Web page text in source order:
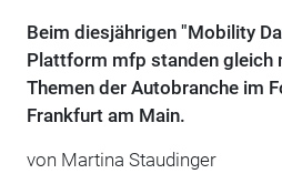
Beim diesjährigen "Mobility
Plattform mfp standen gleich
Themen der Autobranche im
Frankfurt am Main.
von Martina Staudinger